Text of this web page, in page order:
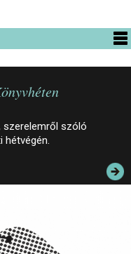
szerelemről szóló
hétvégén.